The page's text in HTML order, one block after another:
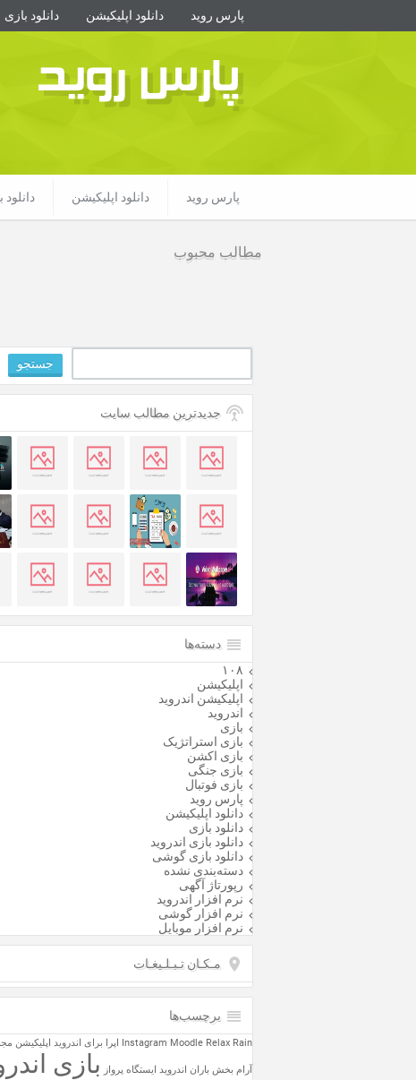
پارس روید دانلود اپلیکیشن دانلود بازی
پارس روید
پارس روید دانلود اپلیکیشن دانلود
مطالب محبوب
جستجو
جدیدترین مطالب سایت
دسته‌ها
۱۰۸
اپلیکیشن
اپلیکیشن اندروید
اندروید
بازی
بازی استراتژیک
بازی اکشن
بازی جنگی
بازی فوتبال
پارس روید
دانلود اپلیکیشن
دانلود بازی
دانلود بازی اندروید
دانلود بازی گوشی
دسته‌بندی نشده
رپورتاژ آگهی
نرم افزار اندروید
نرم افزار گوشی
نرم افزار موبایل
مـکـان تـبـلـیغـات
برچسب‌ها
Instagram Moodle Relax Rain اپرا برای اندروید اپلیکیشن
آرام بخش باران اندروید ایستگاه پرواز بازی